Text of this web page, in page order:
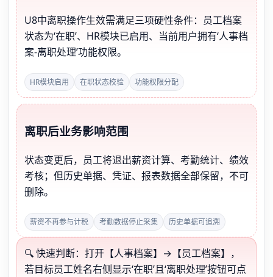
U8中离职操作生效需满足三项硬性条件：员工档案
状态为‘在职’、HR模块已启用、当前用户拥有‘人事档
案-离职处理’功能权限。
HR模块启用 在职状态校验 功能权限分配
离职后业务影响范围
状态变更后，员工将退出薪资计算、考勤统计、绩效
考核；但历史单据、凭证、报表数据全部保留，不可
删除。
薪资不再参与计税 考勤数据停止采集 历史单据可追溯
🔍 快速判断：打开【人事档案】→【员工档案】，
若目标员工姓名右侧显示‘在职’且‘离职处理’按钮可点